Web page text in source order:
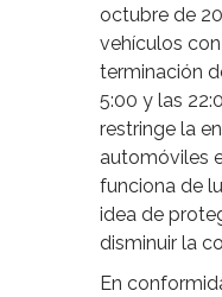
octubre de
vehículos
terminación
5:00 y las
restringe la
automóviles
funciona de
idea de
disminuir la
En